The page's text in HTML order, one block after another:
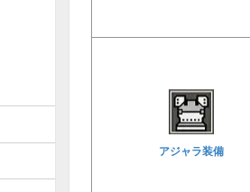
アジャラ装備